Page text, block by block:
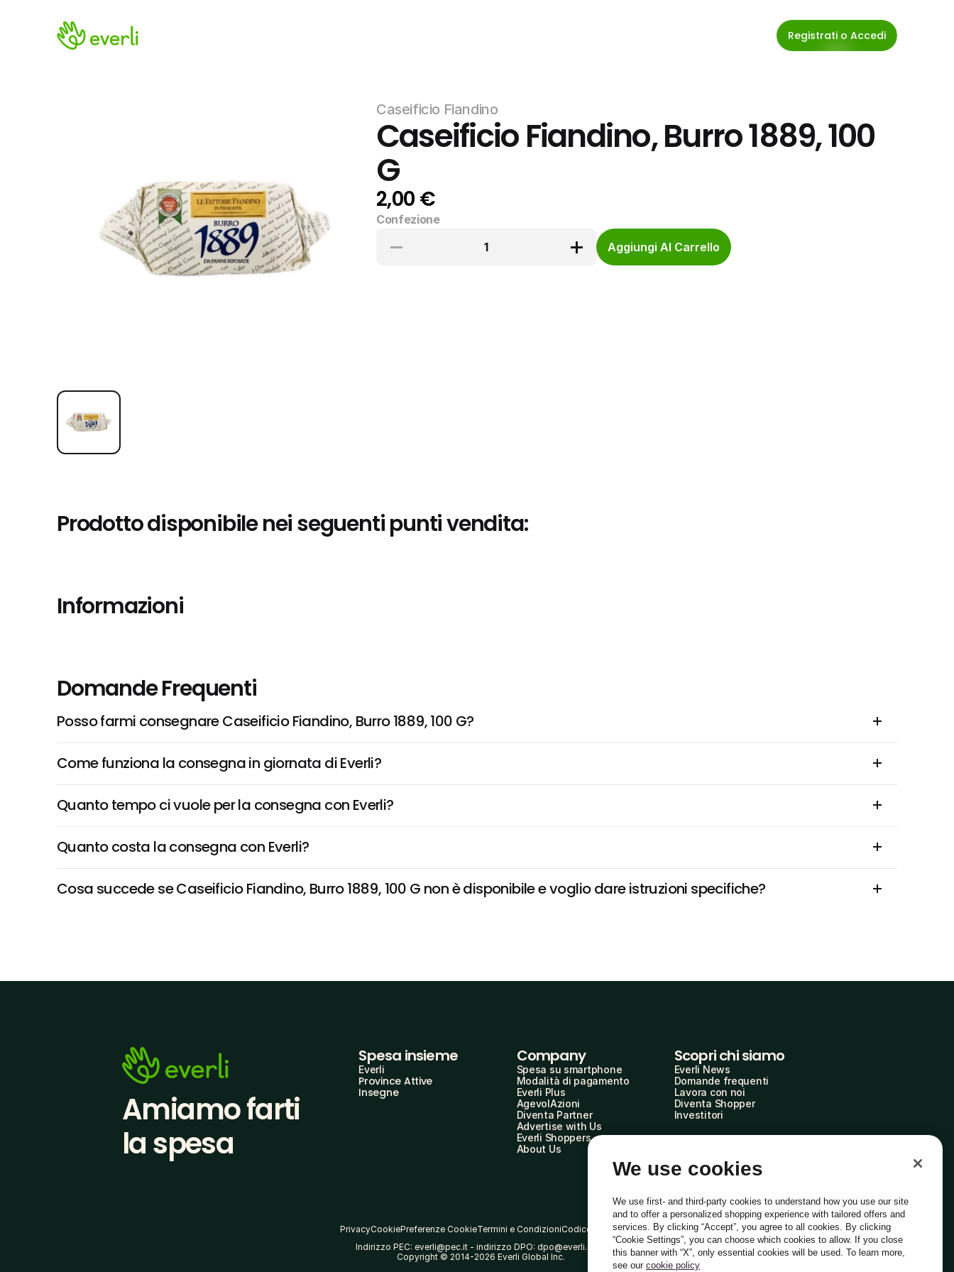
Registrati o Accedi
Caseificio Fiandino
Caseificio Fiandino, Burro 1889, 100
G
2,00 €
Confezione
1
Aggiungi Al Carrello
Prodotto disponibile nei seguenti punti vendita:
Informazioni
Domande Frequenti
Posso farmi consegnare Caseificio Fiandino, Burro 1889, 100 G?
Come funziona la consegna in giornata di Everli?
Quanto tempo ci vuole per la consegna con Everli?
Quanto costa la consegna con Everli?
Cosa succede se Caseificio Fiandino, Burro 1889, 100 G non è disponibile e voglio dare istruzioni specifiche?
Amiamo farti
la spesa
Spesa insieme
Everli
Province Attive
Insegne
Company
Spesa su smartphone
Modalità di pagamento
Everli Plus
AgevolAzioni
Diventa Partner
Advertise with Us
Everli Shoppers
About Us
Scopri chi siamo
Everli News
Domande frequenti
Lavora con noi
Diventa Shopper
Investitori
PrivacyCookiePreferenze CookieTermini e CondizioniCodice Etico
Indirizzo PEC: everli@pec.it - indirizzo DPO: dpo@everli.com
Copyright © 2014-2026 Everli Global Inc.
Italiano
We use cookies
We use first- and third-party cookies to understand how you use our site
and to offer a personalized shopping experience with tailored offers and
services. By clicking “Accept”, you agree to all cookies. By clicking
“Cookie Settings”, you can choose which cookies to allow. If you close
this banner with “X”, only essential cookies will be used. To learn more,
see our cookie policy